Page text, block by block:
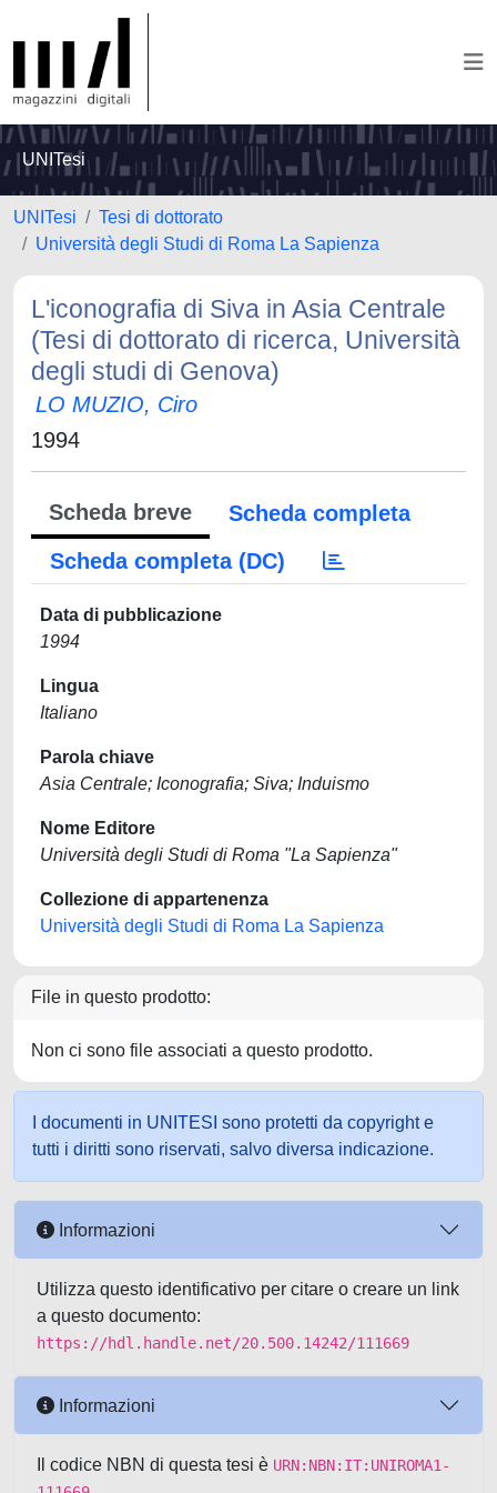
UNITesi
UNITesi
Tesi di dottorato
Università degli Studi di Roma La Sapienza
L'iconografia di Siva in Asia Centrale
(Tesi di dottorato di ricerca, Università
degli studi di Genova)
LO MUZIO, Ciro
1994
Scheda breve
Scheda completa
Scheda completa (DC)
Data di pubblicazione
1994
Lingua
Italiano
Parola chiave
Asia Centrale; Iconografia; Siva; Induismo
Nome Editore
Università degli Studi di Roma "La Sapienza"
Collezione di appartenenza
Università degli Studi di Roma La Sapienza
File in questo prodotto:
Non ci sono file associati a questo prodotto.
I documenti in UNITESI sono protetti da copyright e
tutti i diritti sono riservati, salvo diversa indicazione.
Informazioni
Utilizza questo identificativo per citare o creare un link
a questo documento:
https://hdl.handle.net/20.500.14242/111669
Informazioni
Il codice NBN di questa tesi è URN:NBN:IT:UNIROMA1-